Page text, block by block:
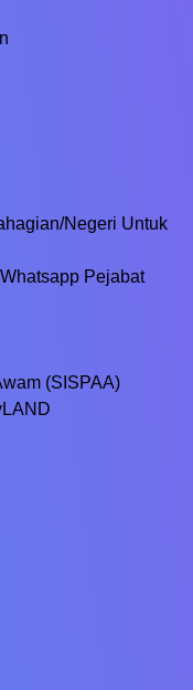
Negeri Untuk
Pejabat
(SISPAA)